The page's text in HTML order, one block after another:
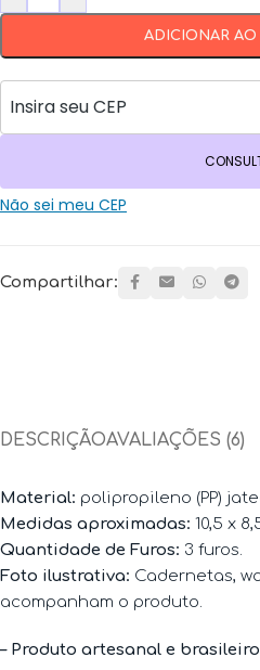
ADICIONAR AO
Não sei meu CEP
Compartilhar:
DESCRIÇÃOAVALIAÇÕES (6)
Material: polipropileno (PP)
Medidas aproximadas: 10,5 x
Quantidade de Furos: 3 furos.
Foto ilustrativa: Cadernetas,
acompanham o produto.
– Produto artesanal e brasileiro